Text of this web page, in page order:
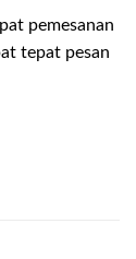
pemesanan
tepat pesan